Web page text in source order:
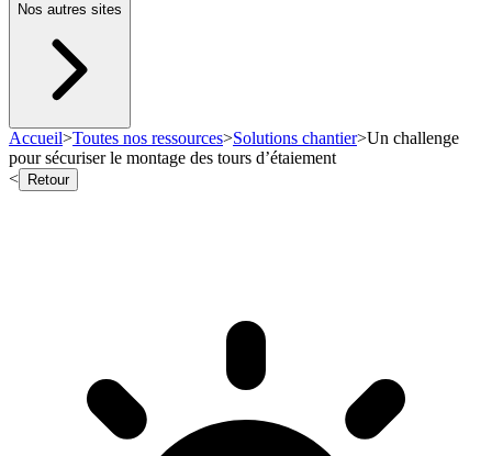
Nos autres sites
Accueil>Toutes nos ressources>Solutions chantier>Un challenge
pour sécuriser le montage des tours d’étaiement
<
Retour